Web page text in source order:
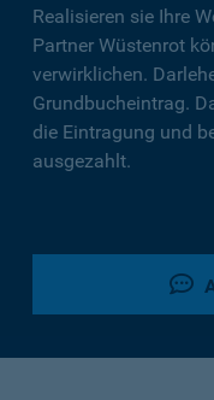
Realisieren sie Ihre
Partner Wüstenrot
verwirklichen.
Grundbucheintrag.
die Eintragung und
ausgezahlt.